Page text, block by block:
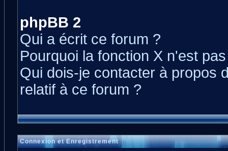
phpBB 2
Qui a écrit ce forum ?
Pourquoi la fonction X n'est
Qui dois-je contacter à propos
relatif à ce forum ?
Connexion et Enregistrement